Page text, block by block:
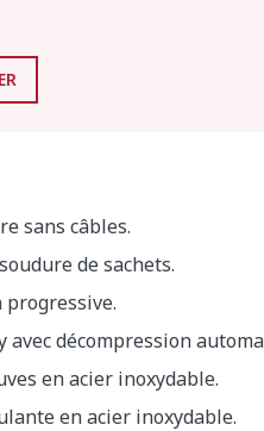
sans câbles.
de sachets.
progressive.
avec décompression
en acier inoxydable.
en acier inoxydable.